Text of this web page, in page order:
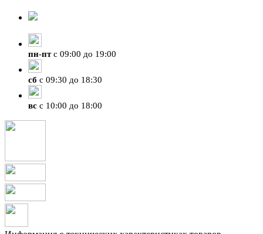
пн-птс 09:00 до 19:00
сб с 09:30 до 18:30
вс с 10:00 до 18:00